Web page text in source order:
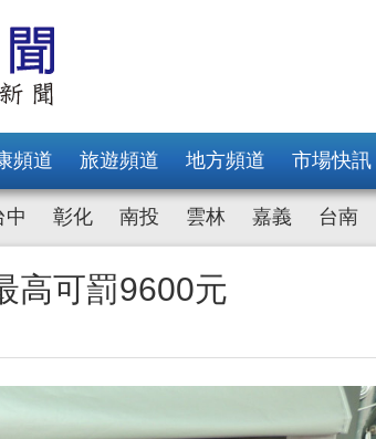
頻道 旅遊頻道 地方頻道 市場快訊
中 彰化 南投 雲林 嘉義 台南
可罰9600元